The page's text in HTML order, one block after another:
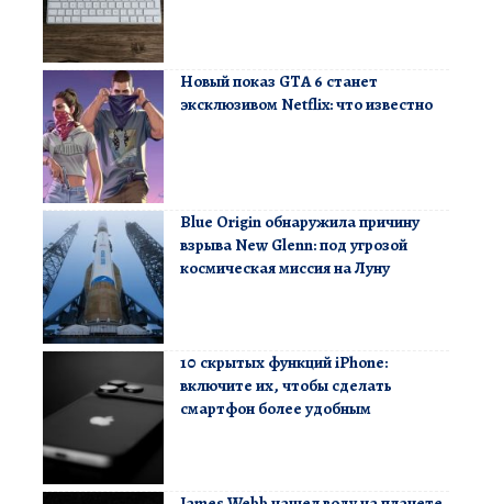
Новый показ GTA 6 станет
эксклюзивом Netflix: что известно
Blue Origin обнаружила причину
взрыва New Glenn: под угрозой
космическая миссия на Луну
10 скрытых функций iPhone:
включите их, чтобы сделать
смартфон более удобным